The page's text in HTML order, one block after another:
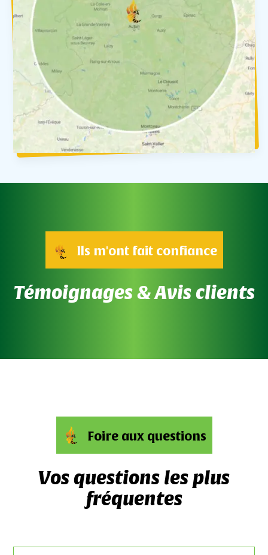
Ils m'ont fait confiance
Témoignages & Avis clients
Foire aux questions
Vos questions les plus
fréquentes